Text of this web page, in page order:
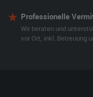
Professionelle
Wir beraten und
vor Ort, inkl. Betreuung